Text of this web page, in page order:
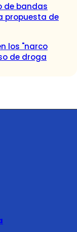
de bandas
propuesta de
los "narco
de droga